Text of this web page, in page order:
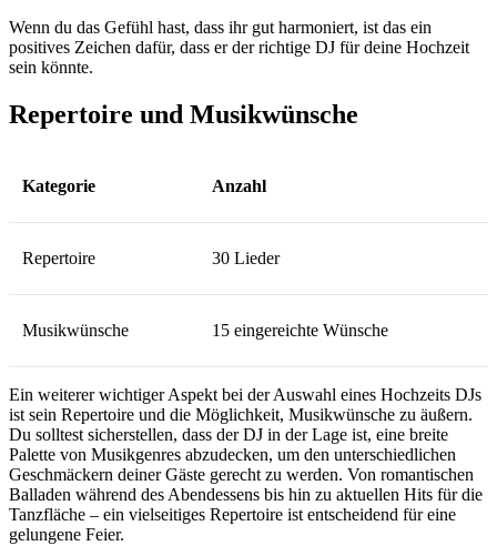
Wenn du das Gefühl hast, dass ihr gut harmoniert, ist das ein
positives Zeichen dafür, dass er der richtige DJ für deine Hochzeit
sein könnte.
Repertoire und Musikwünsche
Kategorie Anzahl
Repertoire 30 Lieder
Musikwünsche 15 eingereichte Wünsche
Ein weiterer wichtiger Aspekt bei der Auswahl eines Hochzeits DJs
ist sein Repertoire und die Möglichkeit, Musikwünsche zu äußern.
Du solltest sicherstellen, dass der DJ in der Lage ist, eine breite
Palette von Musikgenres abzudecken, um den unterschiedlichen
Geschmäckern deiner Gäste gerecht zu werden. Von romantischen
Balladen während des Abendessens bis hin zu aktuellen Hits für die
Tanzfläche – ein vielseitiges Repertoire ist entscheidend für eine
gelungene Feier.